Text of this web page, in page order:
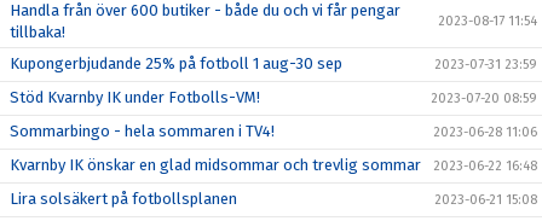
Handla från över 600 butiker - både du och vi får pengar
tillbaka!
2023-08-17 11:54
Kupongerbjudande 25% på fotboll 1 aug-30 sep 2023-07-31 23:59
Stöd Kvarnby IK under Fotbolls-VM! 2023-07-20 08:59
Sommarbingo - hela sommaren i TV4! 2023-06-28 11:06
Kvarnby IK önskar en glad midsommar och trevlig sommar 2023-06-22 16:48
Lira solsäkert på fotbollsplanen 2023-06-21 15:08